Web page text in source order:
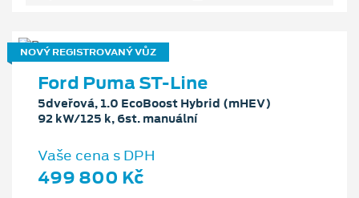
NOVÝ REGISTROVANÝ VŮZ
Ford Puma ST-Line
5dveřová, 1.0 EcoBoost Hybrid (mHEV)
92 kW/125 k, 6st. manuální
Vaše cena s DPH
499 800 Kč